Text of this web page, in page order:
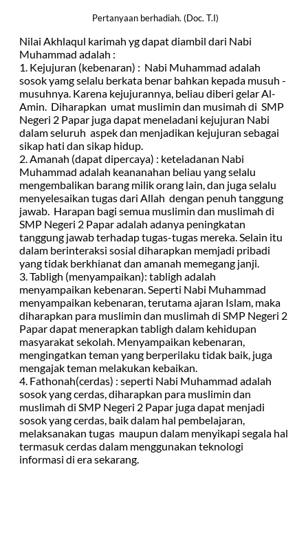
Pertanyaan berhadiah. (Doc. T.I)
Nilai Akhlaqul karimah yg dapat diambil dari Nabi
Muhammad adalah :
1. Kejujuran (kebenaran) : Nabi Muhammad adalah
sosok yamg selalu berkata benar bahkan kepada musuh -
musuhnya. Karena kejujurannya, beliau diberi gelar Al-
Amin. Diharapkan umat muslimin dan musimah di SMP
Negeri 2 Papar juga dapat meneladani kejujuran Nabi
dalam seluruh aspek dan menjadikan kejujuran sebagai
sikap hati dan sikap hidup.
2. Amanah (dapat dipercaya) : keteladanan Nabi
Muhammad adalah keananahan beliau yang selalu
mengembalikan barang milik orang lain, dan juga selalu
menyelesaikan tugas dari Allah dengan penuh tanggung
jawab. Harapan bagi semua muslimin dan muslimah di
SMP Negeri 2 Papar adalah adanya peningkatan
tanggung jawab terhadap tugas-tugas mereka. Selain itu
dalam berinteraksi sosial diharapkan memjadi pribadi
yang tidak berkhianat dan amanah memegang janji.
3. Tabligh (menyampaikan): tabligh adalah
menyampaikan kebenaran. Seperti Nabi Muhammad
menyampaikan kebenaran, terutama ajaran Islam, maka
diharapkan para muslimin dan muslimah di SMP Negeri 2
Papar dapat menerapkan tabligh dalam kehidupan
masyarakat sekolah. Menyampaikan kebenaran,
mengingatkan teman yang berperilaku tidak baik, juga
mengajak teman melakukan kebaikan.
4. Fathonah(cerdas) : seperti Nabi Muhammad adalah
sosok yang cerdas, diharapkan para muslimin dan
muslimah di SMP Negeri 2 Papar juga dapat menjadi
sosok yang cerdas, baik dalam hal pembelajaran,
melaksanakan tugas maupun dalam menyikapi segala hal
termasuk cerdas dalam menggunakan teknologi
informasi di era sekarang.